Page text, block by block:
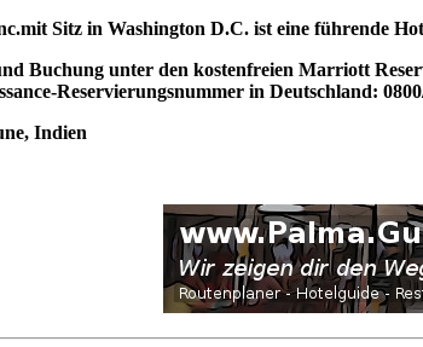
mit Sitz in Washington D.C. ist eine führende
Buchung unter den kostenfreien Marriott
Reservierungsnummer in Deutschland:
Indien